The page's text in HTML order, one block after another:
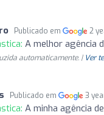
Publicado em 2
A melhor agência
automaticamente. | Ver
Publicado em 3
A minha agência